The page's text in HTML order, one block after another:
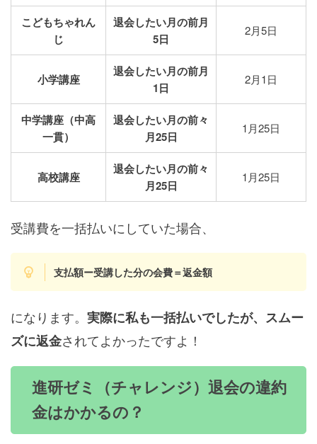
こどもちゃれん
じ
退会したい月の前月
5日
2月5日
小学講座
退会したい月の前月
1日
2月1日
中学講座（中高
一貫）
退会したい月の前々
月25日
1月25日
高校講座
退会したい月の前々
月25日
1月25日
受講費を一括払いにしていた場合、
支払額ー受講した分の会費＝返金額
になります。 実際に私も一括払いでしたが、スムー
ズに返金されてよかったですよ！
進研ゼミ（チャレンジ）退会の違約
金はかかるの？